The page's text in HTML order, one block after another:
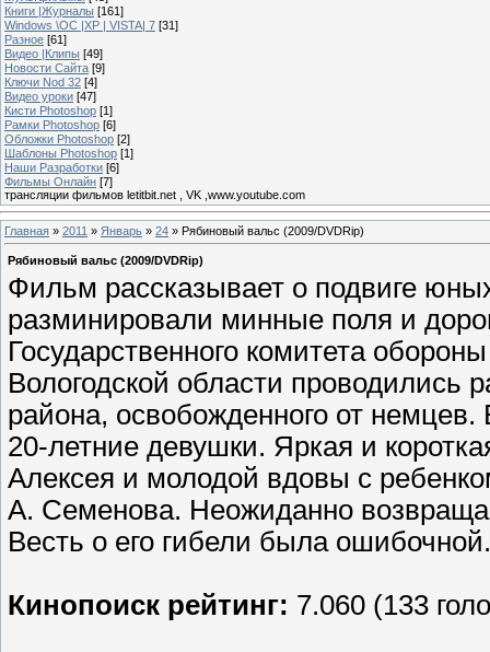
Книги |Журналы [161]
Windows \OC |XP | VISTA| 7 [31]
Разное [61]
Видео |Клипы [49]
Новости Сайта [9]
Ключи Nod 32 [4]
Видео уроки [47]
Кисти Photoshop [1]
Рамки Photoshop [6]
Обложки Photoshop [2]
Шаблоны Photoshop [1]
Наши Разработки [6]
Фильмы Онлайн [7]
трансляции фильмов letitbit.net , VK ,www.youtube.com
Главная » 2011 » Январь » 24 » Рябиновый вальс (2009/DVDRip)
Рябиновый вальс (2009/DVDRip)
Фильм рассказывает о подвиге
разминировали минные поля и
Государственного комитета
Вологодской области
района, освобожденного от
20-летние девушки. Яркая и
Алексея и молодой вдовы с
А. Семенова. Неожиданно
Весть о его гибели была ошибочной.
Кинопоиск рейтинг: 7.060 (133